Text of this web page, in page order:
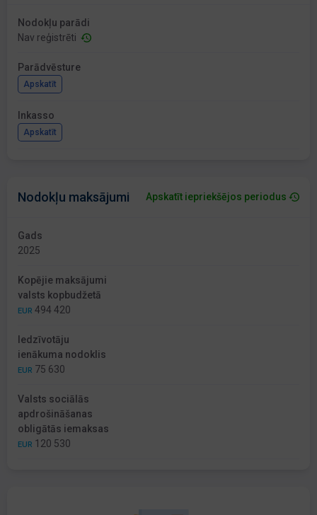
Nodokļu parādi
Nav reģistrēti
Parādvēsture
Apskatīt
Inkasso
Apskatīt
Nodokļu maksājumi Apskatīt iepriekšējos periodus
Gads
2025
Kopējie maksājumi
valsts kopbudžetā
EUR 494 420
Iedzīvotāju
ienākuma nodoklis
EUR 75 630
Valsts sociālās
apdrošināšanas
obligātās iemaksas
EUR 120 530